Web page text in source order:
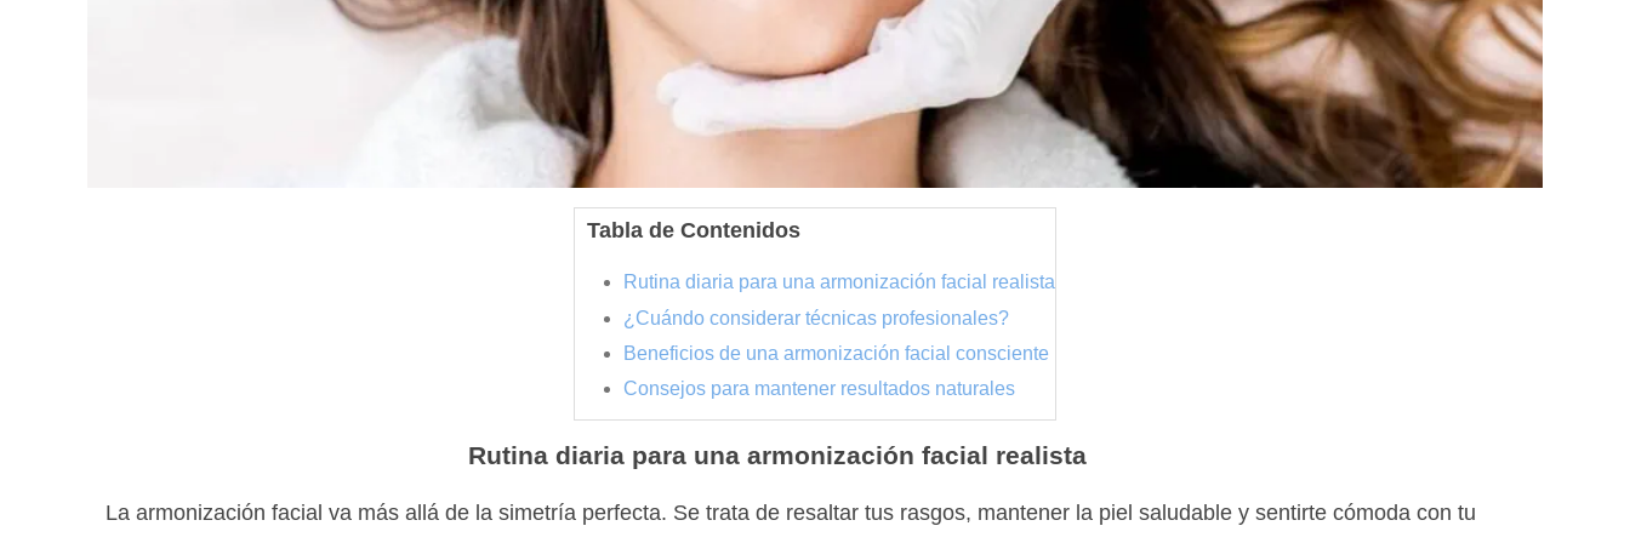
Tabla de Contenidos
Rutina diaria para una armonización facial realista
¿Cuándo considerar técnicas profesionales?
Beneficios de una armonización facial consciente
Consejos para mantener resultados naturales
Rutina diaria para una armonización facial realista
La armonización facial va más allá de la simetría perfecta. Se trata de resaltar tus rasgos, mantener la piel saludable y sentirte cómoda con tu